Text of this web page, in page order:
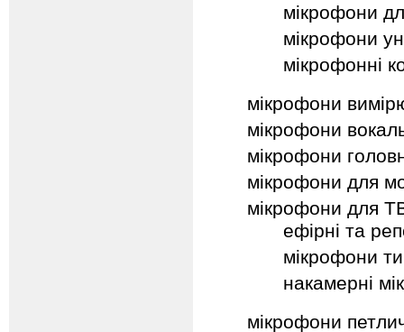
мікрофони
мікрофони
мікрофонні
мікрофони
мікрофони
мікрофони
мікрофони для
мікрофони для
ефірні та
мікрофони
накамерні
мікрофони